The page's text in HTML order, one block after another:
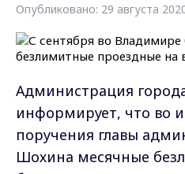
Опубликовано: 29 августа
Администрация
информирует, что во
поручения главы
Шохина месячные